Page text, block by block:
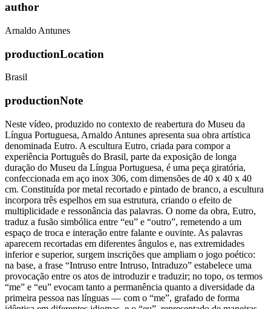
author
Arnaldo Antunes
productionLocation
Brasil
productionNote
Neste vídeo, produzido no contexto de reabertura do Museu da
Língua Portuguesa, Arnaldo Antunes apresenta sua obra artística
denominada Eutro. A escultura Eutro, criada para compor a
experiência Português do Brasil, parte da exposição de longa
duração do Museu da Língua Portuguesa, é uma peça giratória,
confeccionada em aço inox 306, com dimensões de 40 x 40 x 40
cm. Constituída por metal recortado e pintado de branco, a escultura
incorpora três espelhos em sua estrutura, criando o efeito de
multiplicidade e ressonância das palavras. O nome da obra, Eutro,
traduz a fusão simbólica entre “eu” e “outro”, remetendo a um
espaço de troca e interação entre falante e ouvinte. As palavras
aparecem recortadas em diferentes ângulos e, nas extremidades
inferior e superior, surgem inscrições que ampliam o jogo poético:
na base, a frase “Intruso entre Intruso, Intraduzo” estabelece uma
provocação entre os atos de introduzir e traduzir; no topo, os termos
“me” e “eu” evocam tanto a permanência quanto a diversidade da
primeira pessoa nas línguas — com o “me”, grafado de forma